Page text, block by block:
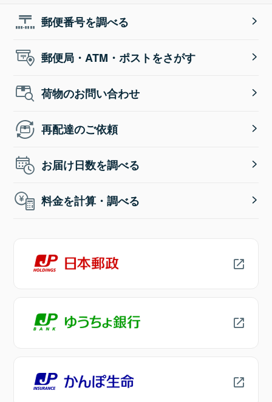
郵便番号を調べる
郵便局・ATM・ポストをさがす
荷物のお問い合わせ
再配達のご依頼
お届け日数を調べる
料金を計算・調べる